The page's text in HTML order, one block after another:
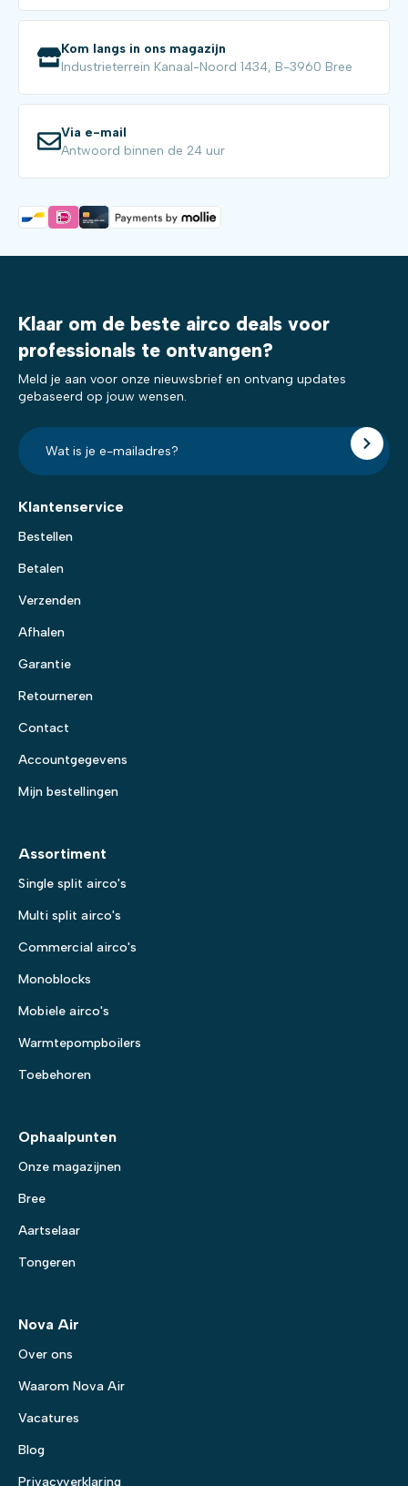
Kom langs in ons magazijn
Industrieterrein Kanaal-Noord 1434, B-3960 Bree
Via e-mail
Antwoord binnen de 24 uur
Klaar om de beste airco deals voor
professionals te ontvangen?
Meld je aan voor onze nieuwsbrief en ontvang updates
gebaseerd op jouw wensen.
E-
mailadres?
*
Klantenservice
Bestellen
Betalen
Verzenden
Afhalen
Garantie
Retourneren
Contact
Accountgegevens
Mijn bestellingen
Assortiment
Single split airco's
Multi split airco's
Commercial airco's
Monoblocks
Mobiele airco's
Warmtepompboilers
Toebehoren
Ophaalpunten
Onze magazijnen
Bree
Aartselaar
Tongeren
Nova Air
Over ons
Waarom Nova Air
Vacatures
Blog
Privacyverklaring